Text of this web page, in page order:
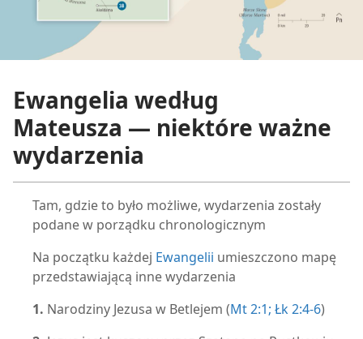
Ewangelia według
Mateusza — niektóre ważne
wydarzenia
Tam, gdzie to było możliwe, wydarzenia zostały
podane w porządku chronologicznym
Na początku każdej Ewangelii umieszczono mapę
przedstawiającą inne wydarzenia
1. Narodziny Jezusa w Betlejem (Mt 2:1; Łk 2:4-6)